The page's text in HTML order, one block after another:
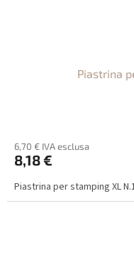
Piastrina
6,70 € IVA esclusa
8,18 €
Piastrina per stamping XL